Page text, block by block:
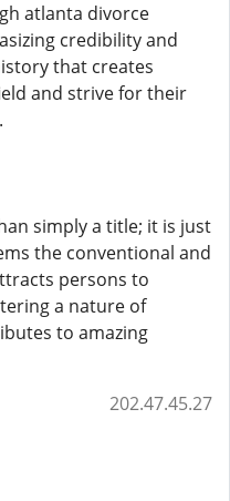
atlanta divorce
credibility and
that creates
and strive for their
simply a title; it is just
the conventional and
persons to
a nature of
to amazing
202.47.45.27